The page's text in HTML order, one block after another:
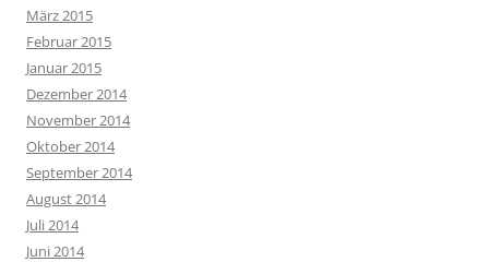
März 2015
Februar 2015
Januar 2015
Dezember 2014
November 2014
Oktober 2014
September 2014
August 2014
Juli 2014
Juni 2014